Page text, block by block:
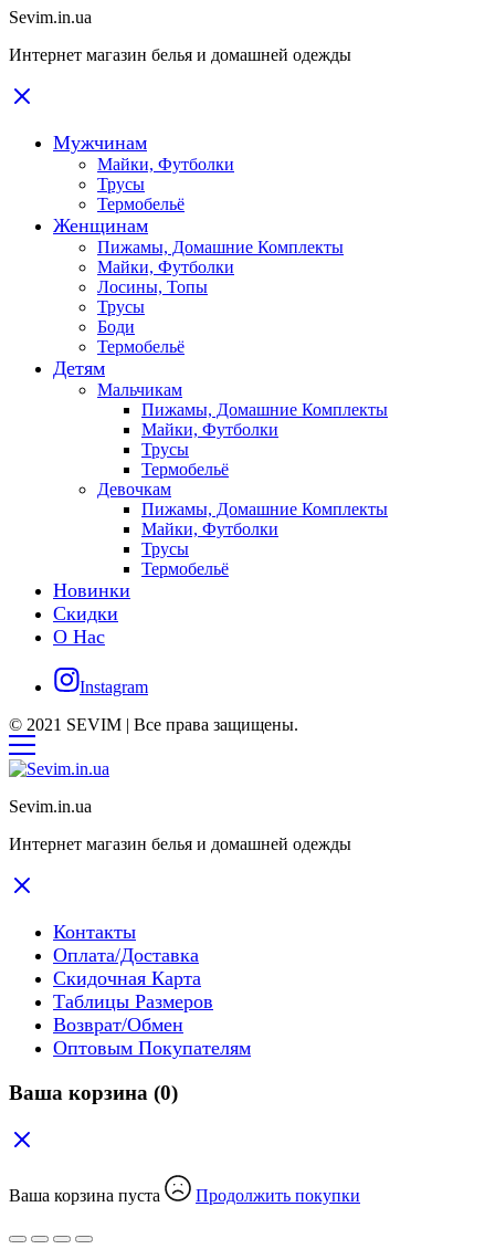
Sevim.in.ua
Интернет магазин белья и домашней одежды
Мужчинам
Майки, Футболки
Трусы
Термобельё
Женщинам
Пижамы, Домашние Комплекты
Майки, Футболки
Лосины, Топы
Трусы
Боди
Термобельё
Детям
Мальчикам
Пижамы, Домашние Комплекты
Майки, Футболки
Трусы
Термобельё
Девочкам
Пижамы, Домашние Комплекты
Майки, Футболки
Трусы
Термобельё
Новинки
Скидки
О Нас
Instagram
© 2021 SEVIM | Все права защищены.
Sevim.in.ua
Интернет магазин белья и домашней одежды
Контакты
Оплата/Доставка
Скидочная Карта
Таблицы Размеров
Возврат/Обмен
Оптовым Покупателям
Ваша корзина (0)
Ваша корзина пуста Продолжить покупки